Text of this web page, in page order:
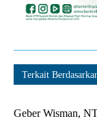
Terkait
Geber Wisman,